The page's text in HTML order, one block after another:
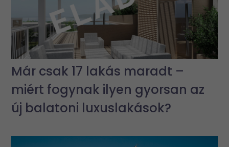
Már csak 17 lakás maradt –
miért fogynak ilyen gyorsan az
új balatoni luxuslakások?